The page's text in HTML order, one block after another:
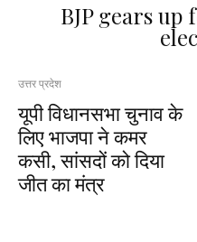
BJP gears up
उत्तर प्रदेश
यूपी विधानसभा चुनाव के
लिए भाजपा ने कमर
कसी, सांसदों को दिया
जीत का मंत्र